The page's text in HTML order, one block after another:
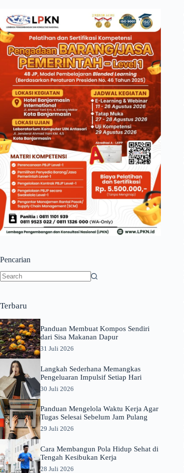
Pencarian
Terbaru
Panduan Membuat Kompos Sendiri
dari Sisa Makanan Dapur
31 Juli 2026
Langkah Sederhana Memangkas
Pengeluaran Impulsif Setiap Hari
30 Juli 2026
Panduan Mengelola Waktu Kerja Agar
Tugas Selesai Sebelum Jam Pulang
29 Juli 2026
Cara Membangun Pola Hidup Sehat di
Tengah Kesibukan Kerja
28 Juli 2026